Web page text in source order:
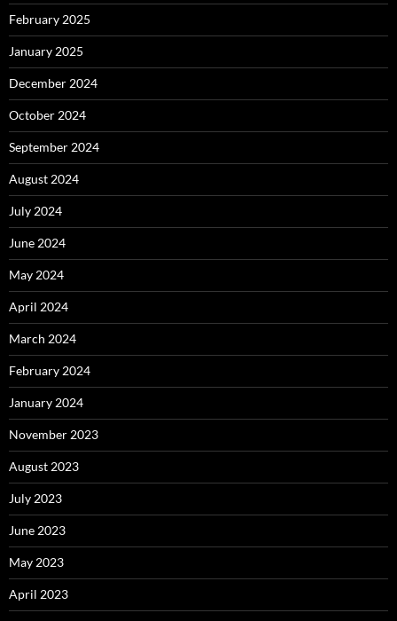
February 2025
January 2025
December 2024
October 2024
September 2024
August 2024
July 2024
June 2024
May 2024
April 2024
March 2024
February 2024
January 2024
November 2023
August 2023
July 2023
June 2023
May 2023
April 2023